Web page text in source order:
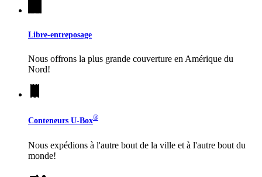
Libre-entreposage
Nous offrons la plus grande couverture en Amérique du
Nord!
Conteneurs U-Box®
Nous expédions à l'autre bout de la ville et à l'autre bout du
monde!